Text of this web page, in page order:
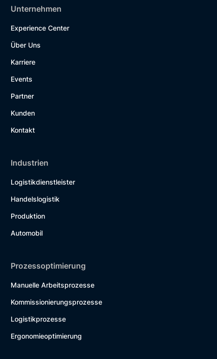
Unternehmen
Experience Center
Über Uns
Karriere
Events
Partner
Kunden
Kontakt
Industrien
Logistikdienstleister
Handelslogistik
Produktion
Automobil
Prozessoptimierung
Manuelle Arbeitsprozesse
Kommissionierungsprozesse
Logistikprozesse
Ergonomieoptimierung